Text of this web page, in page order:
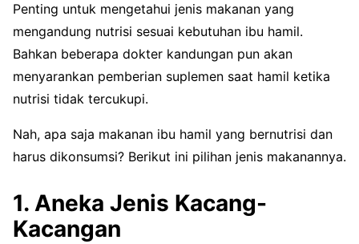
Penting untuk mengetahui jenis makanan yang
mengandung nutrisi sesuai kebutuhan ibu hamil.
Bahkan beberapa dokter kandungan pun akan
menyarankan pemberian suplemen saat hamil ketika
nutrisi tidak tercukupi.
Nah, apa saja makanan ibu hamil yang bernutrisi dan
harus dikonsumsi? Berikut ini pilihan jenis makanannya.
1. Aneka Jenis Kacang-
Kacangan